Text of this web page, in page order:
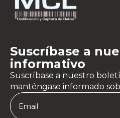
Suscríbase a
informativo
Suscríbase a nuestro
manténgase informado